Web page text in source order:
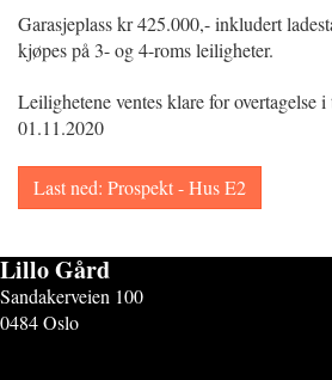
Garasjeplass kr 425.000,- inkludert
kjøpes på 3- og 4-roms leiligheter.
Leilighetene ventes klare for overtagelse
01.11.2020
Last ned: Prospekt - Hus E2
Lillo Gård
Sandakerveien 100
0484 Oslo